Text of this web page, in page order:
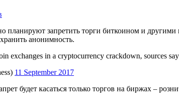
планируют запретить торги биткоином и
анонимность.
exchanges in a cryptocurrency crackdown, sources say
11 September 2017
будет касаться только торгов на биржах –